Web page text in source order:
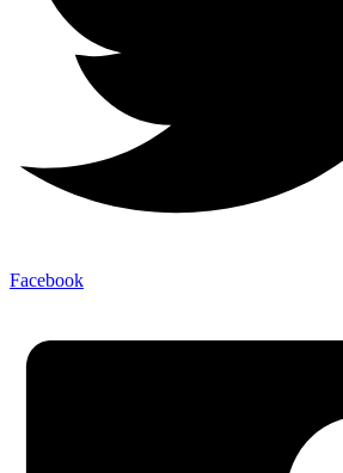
Facebook